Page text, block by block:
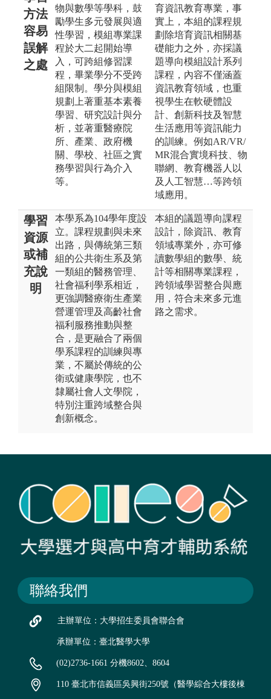
方法
容易
誤解
之處
物與數學等學科，鼓
勵學生多元發展與適
性學習，模組專業課
程於大二起開始導
入，可跨組修習課
程，畢業學分不受跨
組限制。學分與模組
規劃上著重基本素養
學習、研究設計與分
析，並著重醫療院
所、產業、政府機
關、學校、社區之實
務學習與行為介入
等。
育資訊教育專業，事
實上，本組的課程規
劃除培育資訊相關基
礎能力之外，亦採議
題導向模組設計系列
課程，內容不僅涵蓋
資訊教育領域，也重
視學生在軟硬體設
計、創新科技及智慧
生活應用等資訊能力
的訓練。例如AR/VR/
MR混合實境科技、物
聯網、教育機器人以
及人工智慧…等跨領
域應用。
學習
資源
或補
充說
明
本學系為104學年度設
立。課程規劃與未來
出路，與傳統第三類
組的公共衛生系及第
一類組的醫務管理、
社會福利學系相近，
更強調醫療衛生產業
營運管理及高齡社會
福利服務推動與整
合，是更融合了兩個
學系課程的訓練與專
業，不屬於傳統的公
衛或健康學院，也不
隸屬社會人文學院，
特別注重跨域整合與
創新概念。
本組的議題導向課程
設計，除資訊、教育
領域專業外，亦可修
讀數學組的數學、統
計等相關專業課程，
跨領域學習整合與應
用，符合未來多元進
路之需求。
聯絡我們
主辦單位：大學招生委員會聯合會
承辦單位：臺北醫學大學
(02)2736-1661 分機8602、8604
110 臺北市信義區吳興街250號（醫學綜合大樓後棟